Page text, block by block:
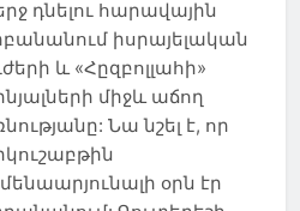
դնելու հարավային
իսրայելական
և «Հըզբոլլահի»
միջև աճող
Նա նշել է, որ
օրն էր